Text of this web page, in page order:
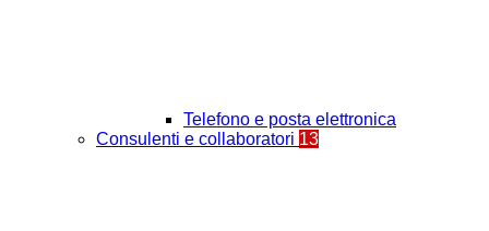
Telefono e posta elettronica
Consulenti e collaboratori 13